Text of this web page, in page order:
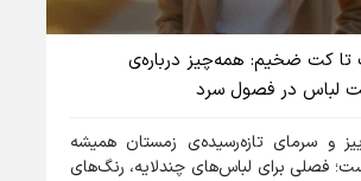
تا کت ضخیم: همه‌چیز درباره‌ی
لباس در فصول سرد
و سرمای تازه‌رسیده‌ی زمستان همیشه
فصلی برای لباس‌های چندلایه، رنگ‌های